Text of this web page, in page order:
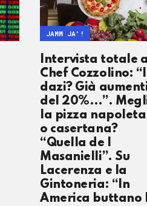
Intervista totale
Chef Cozzolino: “I
dazi? Già
del 20%…”.
la pizza
o casertana?
“Quella de I
Masanielli”. Su
Lacerenza e la
Gintoneria: “In
America buttano
JAMM JA'!